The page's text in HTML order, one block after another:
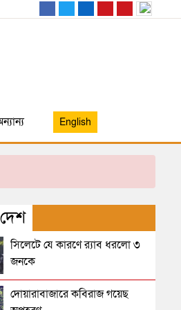
English
সিলেটে যে কারণে র‌্যাব ধরলো ৩
জনকে
দোয়ারাবাজারে কবিরাজ গয়েছ